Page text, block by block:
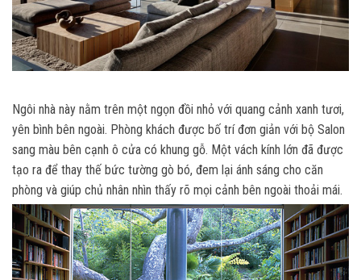
Ngôi nhà này nằm trên một ngọn đồi nhỏ với quang cảnh xanh tươi,
yên bình bên ngoài. Phòng khách được bố trí đơn giản với bộ Salon
sang màu bên cạnh ô cửa có khung gỗ. Một vách kính lớn đã được
tạo ra để thay thế bức tường gò bó, đem lại ánh sáng cho căn
phòng và giúp chủ nhân nhìn thấy rõ mọi cảnh bên ngoài thoải mái.